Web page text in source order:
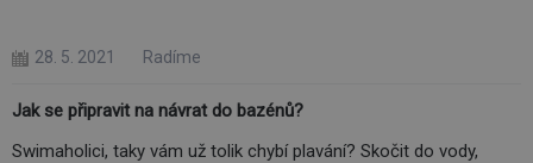
28. 5. 2021 Radíme
Jak se připravit na návrat do bazénů?
Swimaholici, taky vám už tolik chybí plavání? Skočit do vody,